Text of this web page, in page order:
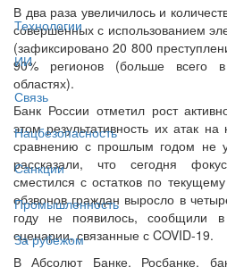
Технологии
ИИ
Связь
Нацбезопасность
Санкции
Промышленность
За рубежом
В два раза увеличилось и
совершённых с использованием
(зафиксировано 20 800
90% регионов (больше всего
областях).
Банк России отметил рост
этом результативность их атак
сравнению с прошлым годом не
рассказали, что сегодня
сместился с остатков по
обзвонов граждан выросло в
году не появилось, сообщили
сценарии, связанные с COVID-19.
В Абсолют Банке, Росбанке,